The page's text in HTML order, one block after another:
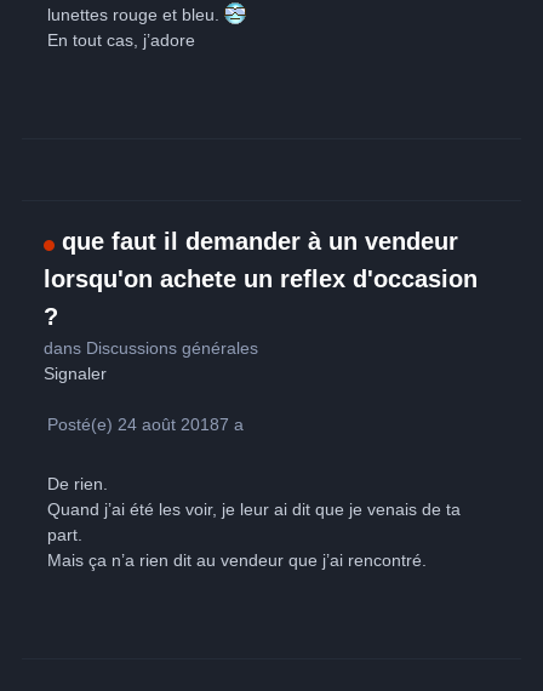
lunettes rouge et bleu.
En tout cas, j’adore
que faut il demander à un vendeur
lorsqu'on achete un reflex d'occasion
?
dans Discussions générales
Signaler
Posté(e)24 août 20187 a
De rien.
Quand j’ai été les voir, je leur ai dit que je venais de ta
part.
Mais ça n’a rien dit au vendeur que j’ai rencontré.